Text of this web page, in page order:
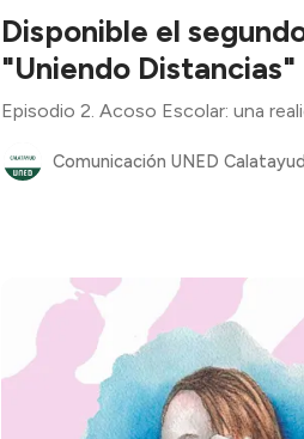
Disponible el
"Uniendo Distancias"
Episodio 2. Acoso Escolar: una
Comunicación UNED Calatayud